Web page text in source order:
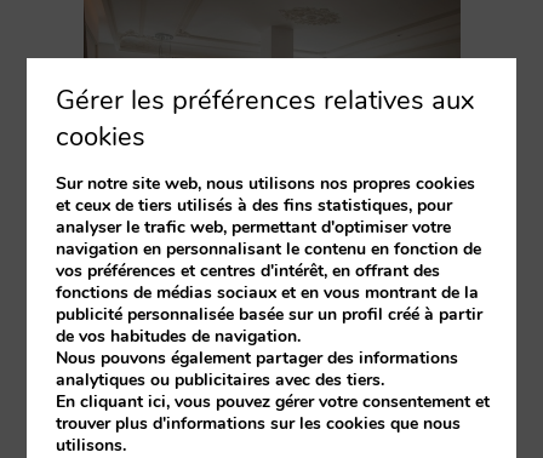
Gérer les préférences relatives aux
cookies
Sur notre site web, nous utilisons nos propres cookies
et ceux de tiers utilisés à des fins statistiques, pour
analyser le trafic web, permettant d'optimiser votre
navigation en personnalisant le contenu en fonction de
vos préférences et centres d'intérêt, en offrant des
fonctions de médias sociaux et en vous montrant de la
publicité personnalisée basée sur un profil créé à partir
de vos habitudes de navigation.
Nous pouvons également partager des informations
analytiques ou publicitaires avec des tiers.
En cliquantici, vous pouvez gérer votre consentement et
trouver plus d'informations sur les cookies que nous
utilisons.